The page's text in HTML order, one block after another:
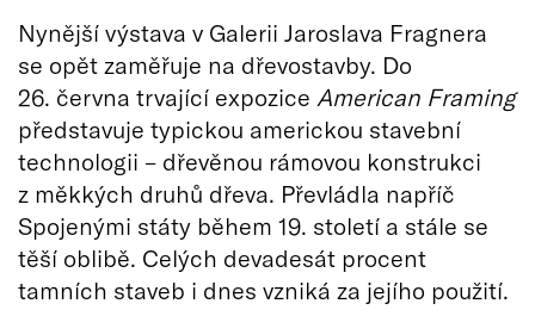
Nynější výstava v Galerii Jaroslava Fragnera
se opět zaměřuje na dřevostavby. Do
26. června trvající expozice American Framing
představuje typickou americkou stavební
technologii – dřevěnou rámovou konstrukci
z měkkých druhů dřeva. Převládla napříč
Spojenými státy během 19. století a stále se
těší oblibě. Celých devadesát procent
tamních staveb i dnes vzniká za jejího použití.